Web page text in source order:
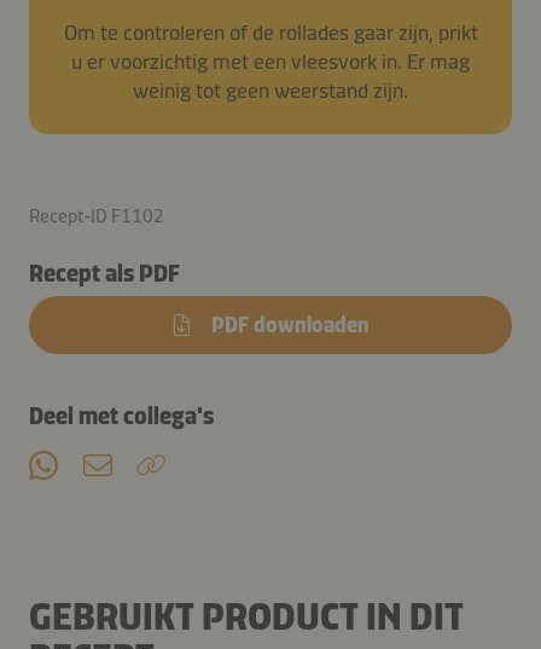
Om te controleren of de rollades gaar zijn, prikt
u er voorzichtig met een vleesvork in. Er mag
weinig tot geen weerstand zijn.
Recept-ID F1102
Recept als PDF
PDF downloaden
Deel met collega's
GEBRUIKT PRODUCT IN DIT